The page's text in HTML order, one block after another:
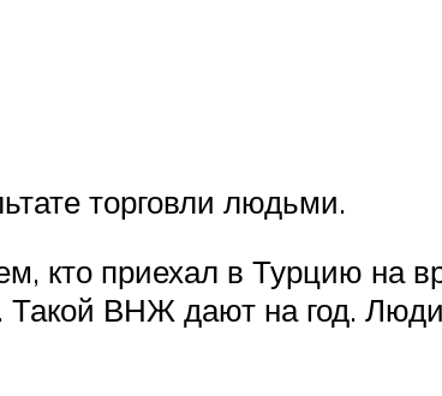
торговли людьми.
кто приехал в Турцию на
ВНЖ дают на год.